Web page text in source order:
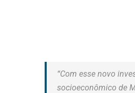
“Com esse novo
socioeconômico de